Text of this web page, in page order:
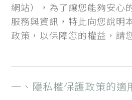
網站），為了讓您能夠安心
服務與資訊，特此向您說明
政策，以保障您的權益，請
一、隱私權保護政策的適